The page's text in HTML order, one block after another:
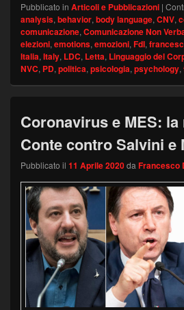
Pubblicato in Articoli e Pubblicazioni |
analysis, behavior, body language, CNV,
comunicazione, Comunicazione Non
elezioni, emotions, emozioni, FdI,
Italia, Italy, LDC, Letta, Linguaggio del
NVC, PD, politica, psicologia, psychology,
Coronavirus e MES:
Conte contro Salvini e
Pubblicato il 11 Aprile 2020da Francesco